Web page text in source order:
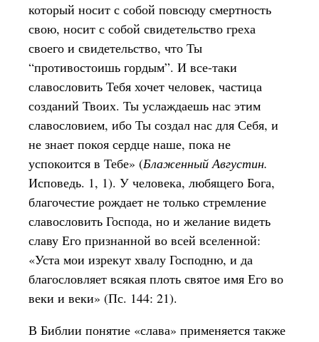
который носит с собой повсюду смертность
свою, носит с собой свидетельство греха
своего и свидетельство, что Ты
“противостоишь гордым”. И все-таки
славословить Тебя хочет человек, частица
созданий Твоих. Ты услаждаешь нас этим
славословием, ибо Ты создал нас для Себя, и
не знает покоя сердце наше, пока не
успокоится в Тебе» (Блаженный Августин.
Исповедь. 1, 1). У человека, любящего Бога,
благочестие рождает не только стремление
славословить Господа, но и желание видеть
славу Его признанной во всей вселенной:
«Уста мои изрекут хвалу Господню, и да
благословляет всякая плоть святое имя Его во
веки и веки» (Пс. 144: 21).
В Библии понятие «слава» применяется также